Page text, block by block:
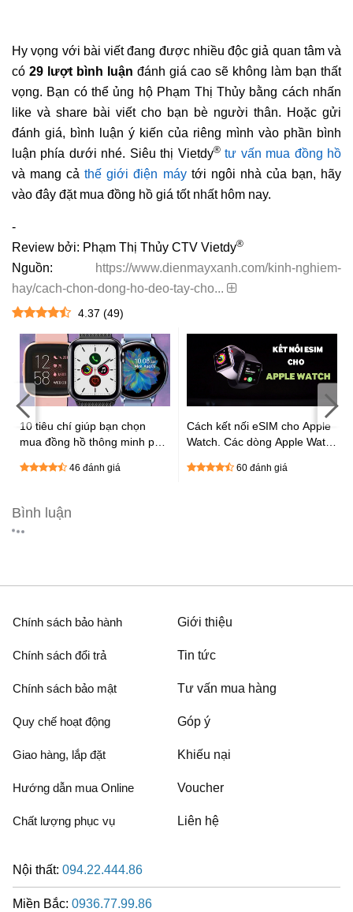
Hy vọng với bài viết đang được nhiều độc giả quan tâm và
có 29 lượt bình luận đánh giá cao sẽ không làm bạn thất
vọng. Bạn có thể ủng hộ Phạm Thị Thủy bằng cách nhấn
like và share bài viết cho bạn bè người thân. Hoặc gửi
đánh giá, bình luận ý kiến của riêng mình vào phần bình
luận phía dưới nhé. Siêu thị Vietdy® tư vấn mua đồng hồ
và mang cảthế giới điện máytới ngôi nhà của bạn, hãy
vào đây đặt mua đồng hồ giá tốt nhất hôm nay.
-
Review bởi: Phạm Thị Thủy CTV Vietdy®
Nguồn:
https://www.dienmayxanh.com/kinh-nghiem-
hay/cach-chon-dong-ho-deo-tay-cho...
4.37 (49)
10 tiêu chí giúp bạn chọn
mua đồng hồ thông minh phù
46 đánh giá
Cách kết nối eSIM cho Apple
Watch. Các dòng Apple Watch
60 đánh giá
Bình luận
Chính sách bảo hành
Chính sách đổi trả
Chính sách bảo mật
Quy chế hoạt động
Giao hàng, lắp đặt
Hướng dẫn mua Online
Chất lượng phục vụ
Giới thiệu
Tin tức
Tư vấn mua hàng
Góp ý
Khiếu nại
Voucher
Liên hệ
Nội thất: 094.22.444.86
Miền Bắc: 0936.77.99.86